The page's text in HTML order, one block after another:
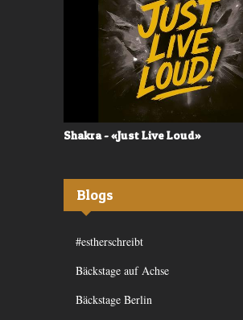
Shakra - «Just Live Loud»
Blogs
#estherschreibt
Bäckstage auf Achse
Bäckstage Berlin